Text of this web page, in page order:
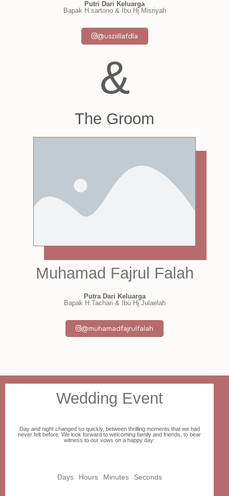
Putri Dari Keluarga
Bapak H.sartono & Ibu Hj.Misriyah
@usziillafdla
&
The Groom
Muhamad Fajrul Falah
Putra Dari Keluarga
Bapak H.Tachari & Ibu Hj.Julaelah
@muhamadfajrulfalah
Wedding Event
Day and night changed so quickly, between thrilling moments that we had
never felt before. We look forward to welcoming family and friends, to bear
witness to our vows on a happy day:
Days Hours Minutes Seconds